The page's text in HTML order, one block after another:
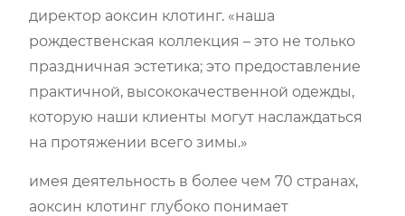
директор аоксин клотинг. «наша
рождественская коллекция – это не только
праздничная эстетика; это предоставление
практичной, высококачественной одежды,
которую наши клиенты могут наслаждаться
на протяжении всего зимы.»
имея деятельность в более чем 70 странах,
аоксин клотинг глубоко понимает